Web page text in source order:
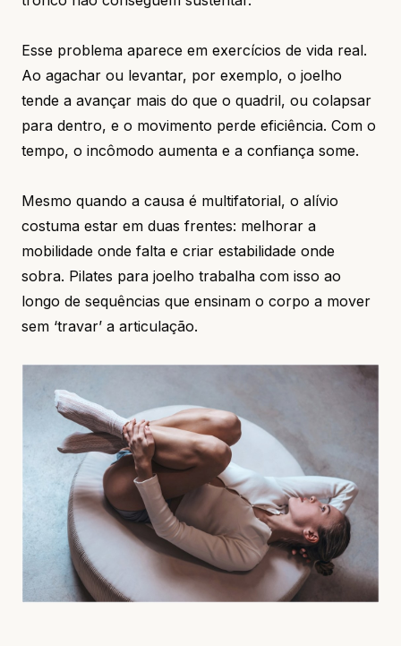
Esse problema aparece em exercícios de vida real.
Ao agachar ou levantar, por exemplo, o joelho
tende a avançar mais do que o quadril, ou colapsar
para dentro, e o movimento perde eficiência. Com o
tempo, o incômodo aumenta e a confiança some.
Mesmo quando a causa é multifatorial, o alívio
costuma estar em duas frentes: melhorar a
mobilidade onde falta e criar estabilidade onde
sobra. Pilates para joelho trabalha com isso ao
longo de sequências que ensinam o corpo a mover
sem ‘travar’ a articulação.